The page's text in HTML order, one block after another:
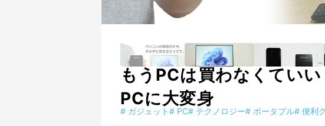
もうPCは買わなくてい
PCに大変身
# ガジェット# PC# テクノロジー# ポータブル# 便利